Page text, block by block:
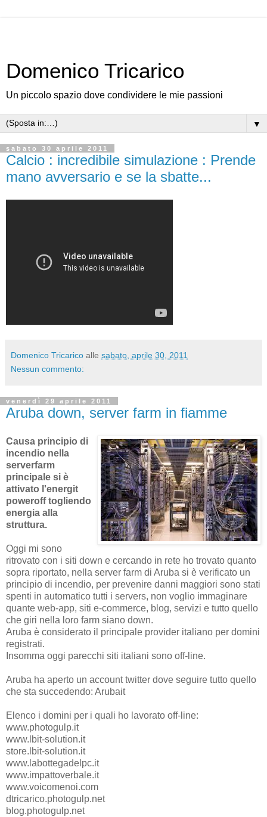
Domenico Tricarico
Un piccolo spazio dove condividere le mie passioni
▼
sabato 30 aprile 2011
Calcio : incredibile simulazione : Prende
mano avversario e se la sbatte...
Domenico Tricarico alle sabato, aprile 30, 2011
Nessun commento:
venerdì 29 aprile 2011
Aruba down, server farm in fiamme
Causa principio di
incendio nella
serverfarm
principale si è
attivato l'energit
poweroff togliendo
energia alla
struttura.
Oggi mi sono
ritrovato con i siti down e cercando in rete ho trovato quanto
sopra riportato, nella server farm di Aruba si è verificato un
principio di incendio, per prevenire danni maggiori sono stati
spenti in automatico tutti i servers, non voglio immaginare
quante web-app, siti e-commerce, blog, servizi e tutto quello
che giri nella loro farm siano down.
Aruba è considerato il principale provider italiano per domini
registrati.
Insomma oggi parecchi siti italiani sono off-line.
Aruba ha aperto un account twitter dove seguire tutto quello
che sta succedendo: Arubait
Elenco i domini per i quali ho lavorato off-line:
www.photogulp.it
www.lbit-solution.it
store.lbit-solution.it
www.labottegadelpc.it
www.impattoverbale.it
www.voicomenoi.com
dtricarico.photogulp.net
blog.photogulp.net